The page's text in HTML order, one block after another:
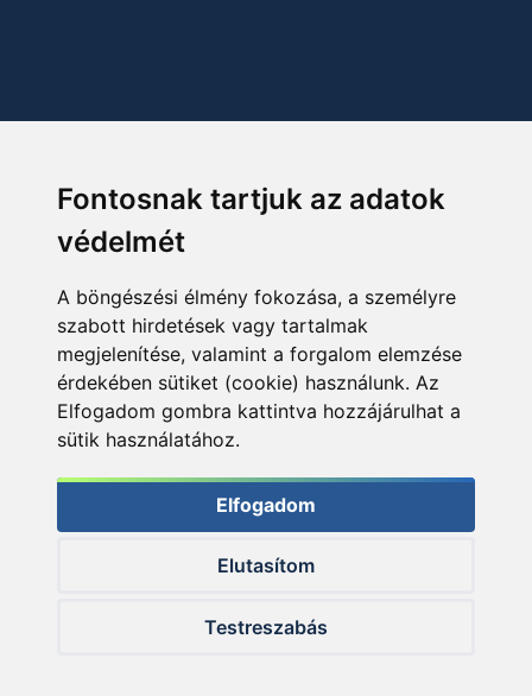
Fontosnak tartjuk az adatok
védelmét
A böngészési élmény fokozása, a személyre
szabott hirdetések vagy tartalmak
megjelenítése, valamint a forgalom elemzése
érdekében sütiket (cookie) használunk. Az
Elfogadom gombra kattintva hozzájárulhat a
sütik használatához.
Elfogadom
Elutasítom
Testreszabás